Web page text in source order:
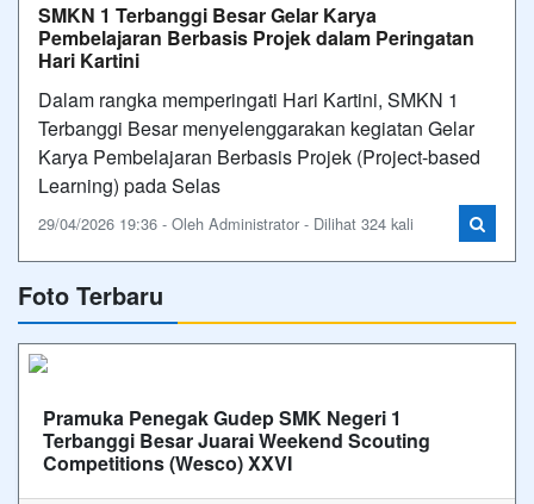
SMKN 1 Terbanggi Besar Gelar Karya
Pembelajaran Berbasis Projek dalam Peringatan
Hari Kartini
Dalam rangka memperingati Hari Kartini, SMKN 1
Terbanggi Besar menyelenggarakan kegiatan Gelar
Karya Pembelajaran Berbasis Projek (Project-based
Learning) pada Selas
29/04/2026 19:36 - Oleh Administrator - Dilihat 324 kali
Foto Terbaru
Pramuka Penegak Gudep SMK Negeri 1
Terbanggi Besar Juarai Weekend Scouting
Competitions (Wesco) XXVI